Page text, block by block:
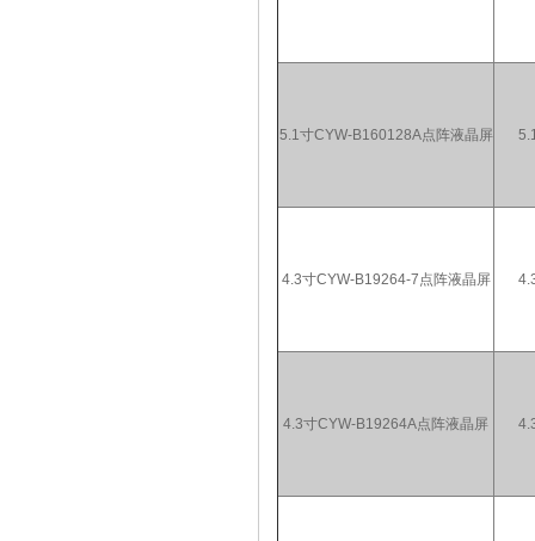
5.1寸CYW-B160128A点阵液晶屏
4.3寸CYW-B19264-7点阵液晶屏
4.3寸CYW-B19264A点阵液晶屏